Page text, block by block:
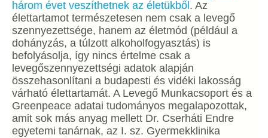
három évet veszíthetnek az életükből . Az
élettartamot természetesen nem csak a levegő
szennyezettsége, hanem az életmód (például a
dohányzás, a túlzott alkoholfogyasztás) is
befolyásolja, így nincs értelme csak a
levegőszennyezettségi adatok alapján
összehasonlítani a budapesti és vidéki lakosság
várható élettartamát. A Levegő Munkacsoport és a
Greenpeace adatai tudományos megalapozottak,
amit sok más anyag mellett Dr. Cserháti Endre
egyetemi tanárnak, az I. sz. Gyermekklinika